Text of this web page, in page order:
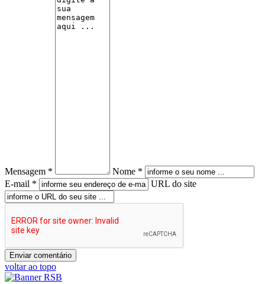
Mensagem *
Nome *
E-mail *
URL do site
voltar ao topo